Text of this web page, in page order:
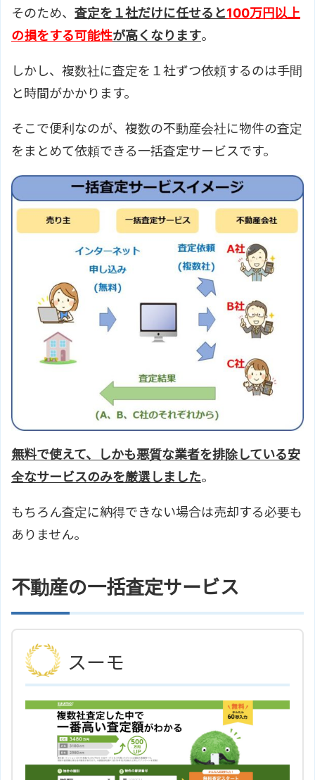
そのため、 査定を１社だけに任せると100万円以上
の損をする可能性が高くなります。
しかし、複数社に査定を１社ずつ依頼するのは手間
と時間がかかります。
そこで便利なのが、複数の不動産会社に物件の査定
をまとめて依頼できる一括査定サービスです。
無料で使えて、しかも悪質な業者を排除している安
全なサービスのみを厳選しました。
もちろん査定に納得できない場合は売却する必要も
ありません。
不動産の一括査定サービス
スーモ